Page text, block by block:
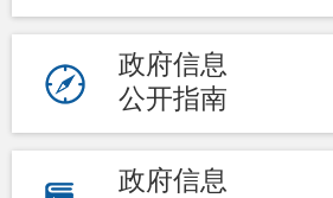
政府信息
公开指南
政府信息